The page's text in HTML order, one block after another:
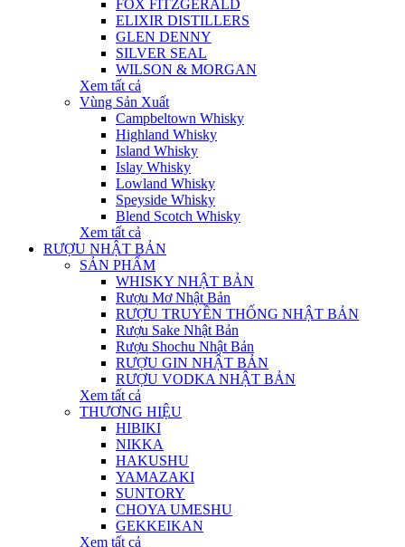
FOX FITZGERALD
ELIXIR DISTILLERS
GLEN DENNY
SILVER SEAL
WILSON & MORGAN
Xem tất cả
Vùng Sản Xuất
Campbeltown Whisky
Highland Whisky
Island Whisky
Islay Whisky
Lowland Whisky
Speyside Whisky
Blend Scotch Whisky
Xem tất cả
RƯỢU NHẬT BẢN
SẢN PHẨM
WHISKY NHẬT BẢN
Rượu Mơ Nhật Bản
RƯỢU TRUYỀN THỐNG NHẬT BẢN
Rượu Sake Nhật Bản
Rượu Shochu Nhật Bản
RƯỢU GIN NHẬT BẢN
RƯỢU VODKA NHẬT BẢN
Xem tất cả
THƯƠNG HIỆU
HIBIKI
NIKKA
HAKUSHU
YAMAZAKI
SUNTORY
CHOYA UMESHU
GEKKEIKAN
Xem tất cả